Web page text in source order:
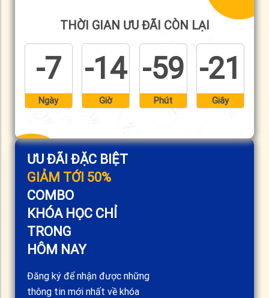
ƯU ĐÃI ĐẶC BIỆT
GIẢM TỚI 50%
COMBO
KHÓA HỌC CHỈ
TRONG
HÔM NAY
Đăng ký để nhận được những
thông tin mới nhất về khóa
THỜI GIAN ƯU ĐÃI CÒN LẠI
-7
Ngày
-14
Giờ
-59
Phút
-21
Giây